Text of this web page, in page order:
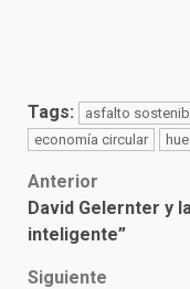
Tags: asfalto
economía circular
Post
navigation
Anterior
David Gelernter y
inteligente”
Siguiente